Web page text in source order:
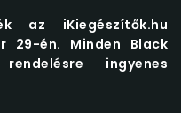
az iKiegészítők.hu
29-én. Minden Black
ingyenes